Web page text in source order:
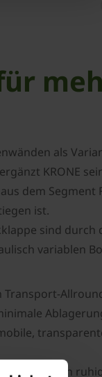
als
KRONE
dem Segment
ist.
sind durch
variablen
Leerfahrten